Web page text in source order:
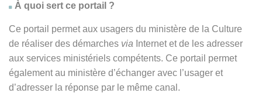
À quoi sert ce portail ?
Ce portail permet aux usagers du ministère de la Culture
de réaliser des démarches via Internet et de les adresser
aux services ministériels compétents. Ce portail permet
également au ministère d’échanger avec l’usager et
d’adresser la réponse par le même canal.